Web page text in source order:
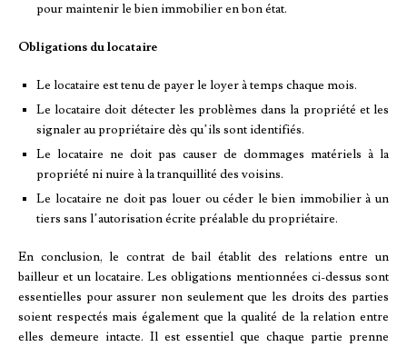
pour maintenir le bien immobilier en bon état.
Obligations du locataire
Le locataire est tenu de payer le loyer à temps chaque mois.
Le locataire doit détecter les problèmes dans la propriété et les
signaler au propriétaire dès qu’ils sont identifiés.
Le locataire ne doit pas causer de dommages matériels à la
propriété ni nuire à la tranquillité des voisins.
Le locataire ne doit pas louer ou céder le bien immobilier à un
tiers sans l’autorisation écrite préalable du propriétaire.
En conclusion, le contrat de bail établit des relations entre un
bailleur et un locataire. Les obligations mentionnées ci-dessus sont
essentielles pour assurer non seulement que les droits des parties
soient respectés mais également que la qualité de la relation entre
elles demeure intacte. Il est essentiel que chaque partie prenne